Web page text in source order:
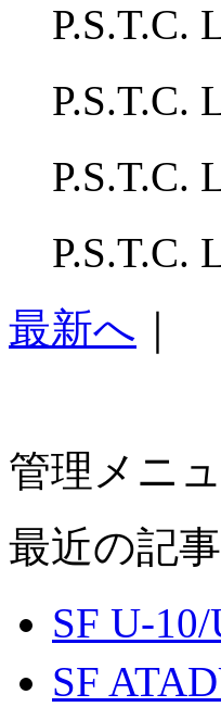
最新へ
管理メニュ
最近の記事
SF U-
SF